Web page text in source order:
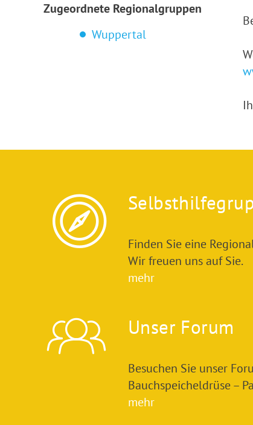
Zugeordnete Regionalgruppen
Wuppertal
Finden Sie eine
Wir freuen uns auf Sie.
mehr
Unser Forum
Besuchen Sie unser
Bauchspeicheldrüse –
mehr